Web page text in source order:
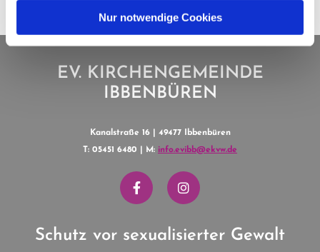
Nur notwendige Cookies
EV. KIRCHENGEMEINDE
IBBENBÜREN
Kanalstraße 16 | 49477 Ibbenbüren
T: 05451 6480 | M: info.evibb@ekvw.de
Schutz vor sexualisierter Gewalt